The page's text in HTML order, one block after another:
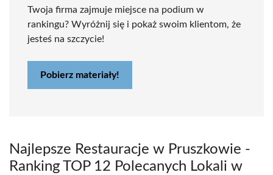
Twoja firma zajmuje miejsce na podium w
rankingu? Wyróżnij się i pokaż swoim klientom, że
jesteś na szczycie!
Pobierz materiały!
Najlepsze Restauracje w Pruszkowie -
Ranking TOP 12 Polecanych Lokali w